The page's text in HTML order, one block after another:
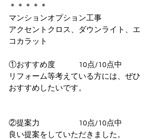
＊＊＊＊＊
マンションオプション工事
アクセントクロス、ダウンライト、エ
コカラット
①おすすめ度　　　10点/10点中
リフォーム等考えている方には、ぜひ
おすすめしたいです。
②提案力　　　　　10点/10点中
良い提案をしていただきました。